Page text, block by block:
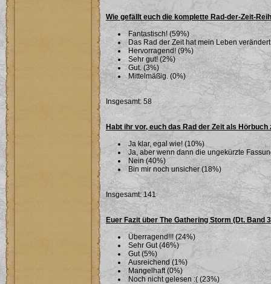
Wie gefällt euch die komplette Rad-der-Zeit-
Fantastisch! (59%)
Das Rad der Zeit hat mein Leben
Hervorragend! (9%)
Sehr gut! (2%)
Gut. (3%)
Mittelmäßig. (0%)
Insgesamt: 58
Habt ihr vor, euch das Rad der Zeit als Hörbuch
Ja klar, egal wie! (10%)
Ja, aber wenn dann die ungekürzte
Nein (40%)
Bin mir noch unsicher (18%)
Insgesamt: 141
Euer Fazit über The Gathering Storm (Dt. Band
Überragend!!! (24%)
Sehr Gut (46%)
Gut (5%)
Ausreichend (1%)
Mangelhaft (0%)
Noch nicht gelesen :( (23%)